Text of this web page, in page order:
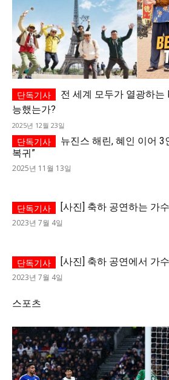
전 세계 모두가 열광하는
능했는가?
2025년 12월 23일
뉴진스 해린, 혜인 이어 3
복귀”
2025년 11월 13일
[사진] 축하 공연하는 가
2023년 7월 4일
[사진] 축하 공연에서 가
2023년 7월 4일
스포츠